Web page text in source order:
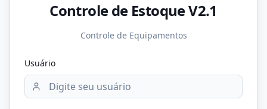
Controle de Estoque V2.1
Controle de Equipamentos
Usuário